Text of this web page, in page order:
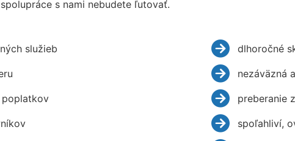
s nami nebudete ľutovať.
služieb
poplatkov
dlhoročné
nezáväzná
preberanie
spoľahliví,